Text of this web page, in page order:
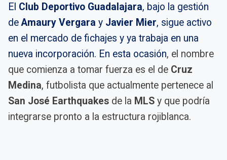
El Club Deportivo Guadalajara, bajo la gestión
de Amaury Vergara y Javier Mier, sigue activo
en el mercado de fichajes y ya trabaja en una
nueva incorporación. En esta ocasión, el nombre
que comienza a tomar fuerza es el de Cruz
Medina, futbolista que actualmente pertenece al
San José Earthquakes de la MLS y que podría
integrarse pronto a la estructura rojiblanca.